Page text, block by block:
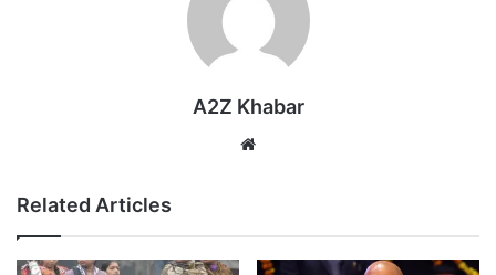
A2Z Khabar
Related Articles